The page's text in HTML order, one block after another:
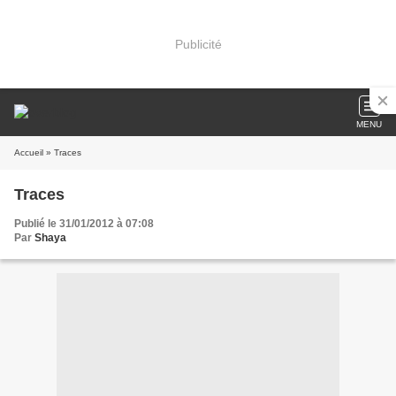
Publicité
MENU
Accueil » Traces
Traces
Publié le 31/01/2012 à 07:08
Par Shaya